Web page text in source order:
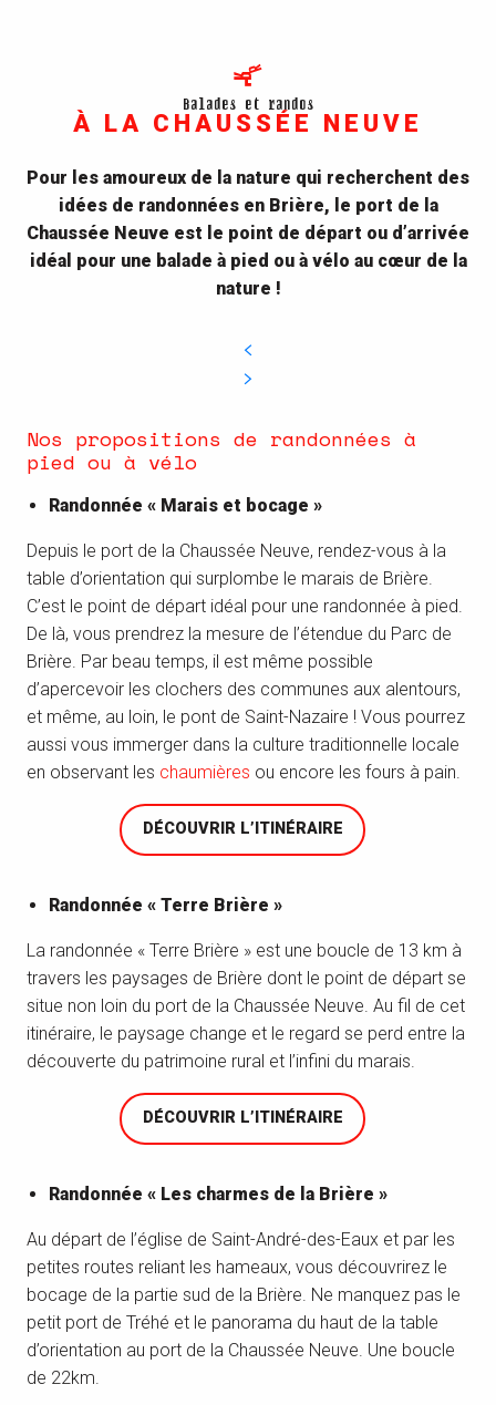
Balades et randos
À LA CHAUSSÉE NEUVE
Pour les amoureux de la nature qui recherchent des
idées de randonnées en Brière, le port de la
Chaussée Neuve est le point de départ ou d’arrivée
idéal pour une balade à pied ou à vélo au cœur de la
nature !
Nos propositions de randonnées à
pied ou à vélo
Randonnée « Marais et bocage »
Depuis le port de la Chaussée Neuve, rendez-vous à la
table d’orientation qui surplombe le marais de Brière.
C’est le point de départ idéal pour une randonnée à pied.
De là, vous prendrez la mesure de l’étendue du Parc de
Brière. Par beau temps, il est même possible
d’apercevoir les clochers des communes aux alentours,
et même, au loin, le pont de Saint-Nazaire ! Vous pourrez
aussi vous immerger dans la culture traditionnelle locale
en observant les chaumières ou encore les fours à pain.
DÉCOUVRIR L’ITINÉRAIRE
Randonnée « Terre Brière »
La randonnée « Terre Brière » est une boucle de 13 km à
travers les paysages de Brière dont le point de départ se
situe non loin du port de la Chaussée Neuve. Au fil de cet
itinéraire, le paysage change et le regard se perd entre la
découverte du patrimoine rural et l’infini du marais.
DÉCOUVRIR L’ITINÉRAIRE
Randonnée « Les charmes de la Brière »
Au départ de l’église de Saint-André-des-Eaux et par les
petites routes reliant les hameaux, vous découvrirez le
bocage de la partie sud de la Brière. Ne manquez pas le
petit port de Tréhé et le panorama du haut de la table
d’orientation au port de la Chaussée Neuve. Une boucle
de 22km.